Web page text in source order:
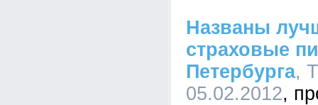
Названы
страховые
Петербурга,
05.02.2012